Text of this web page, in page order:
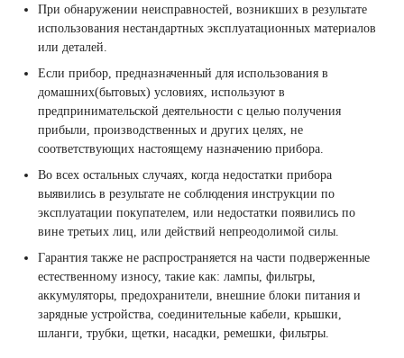
При обнаружении неисправностей, возникших в результате
использования нестандартных эксплуатационных материалов
или деталей.
Если прибор, предназначенный для использования в
домашних(бытовых) условиях, используют в
предпринимательской деятельности с целью получения
прибыли, производственных и других целях, не
соответствующих настоящему назначению прибора.
Во всех остальных случаях, когда недостатки прибора
выявились в результате не соблюдения инструкции по
эксплуатации покупателем, или недостатки появились по
вине третьих лиц, или действий непреодолимой силы.
Гарантия также не распространяется на части подверженные
естественному износу, такие как: лампы, фильтры,
аккумуляторы, предохранители, внешние блоки питания и
зарядные устройства, соединительные кабели, крышки,
шланги, трубки, щетки, насадки, ремешки, фильтры.